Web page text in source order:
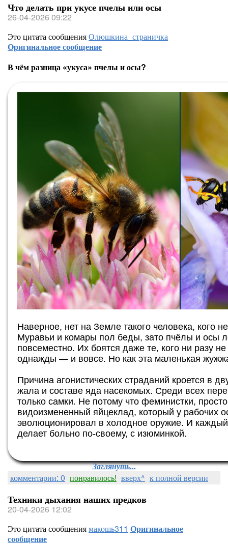
Что делать при укусе пчелы или осы
26-04-2026 09:22
Это цитата сообщенияОлюшкина_страничка
Оригинальное сообщение
В чём разница «укуса» пчелы и осы?
Наверное, нет на Земле такого человека, кого
Муравьи и комары пол беды, зато пчёлы и осы
повсеместно. Их боятся даже те, кого ни разу
однажды — и вовсе. Но как эта маленькая
Причина агонистических страданий кроется в
жала и составе яда насекомых. Среди всех
только самки. Не потому что феминистки,
видоизмененный яйцеклад, который у рабочих
эволюционировал в холодное оружие. И каждый
делает больно по-своему, с изюминкой.
Заглянуть...
комментарии: 0 понравилось! вверх^ к полной версии
Техники дыхания наших предков
20-04-2026 12:02
Это цитата сообщениямакошь311 Оригинальное
сообщение